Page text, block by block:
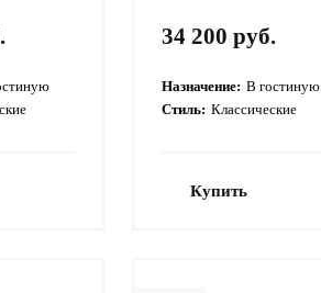
34 200 руб.
Назначение: В гостиную
Стиль: Классические
Купить